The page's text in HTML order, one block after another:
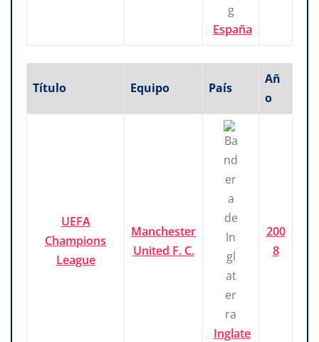
España
Título Equipo País
Añ
o
UEFA
Champions
League
Manchester
United F. C.
Inglate
200
8